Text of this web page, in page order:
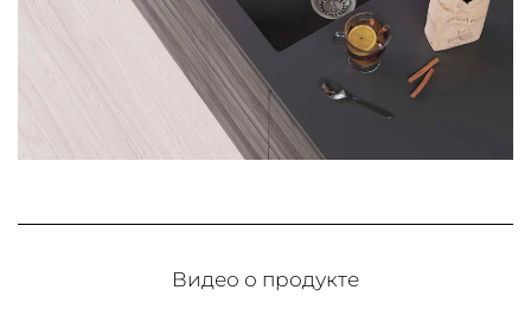
Видео о продукте